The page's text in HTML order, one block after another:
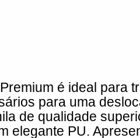
é ideal para
para uma
de qualidade
elegante PU.